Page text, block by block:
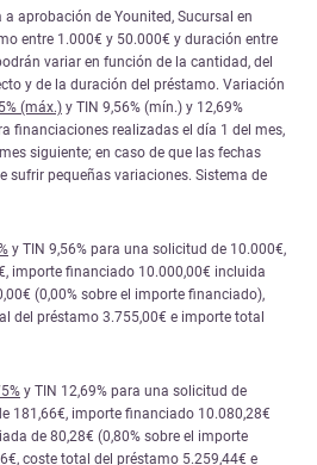
aprobación de Younited, Sucursal en
entre 1.000€ y 50.000€ y duración entre
variar en función de la cantidad, del
y de la duración del préstamo. Variación
(máx.) y TIN 9,56% (mín.) y 12,69%
financiaciones realizadas el día 1 del mes,
siguiente; en caso de que las fechas
sufrir pequeñas variaciones. Sistema de
y TIN 9,56% para una solicitud de 10.000€,
importe financiado 10.000,00€ incluida
(0,00% sobre el importe financiado),
del préstamo 3.755,00€ e importe total
y TIN 12,69% para una solicitud de
181,66€, importe financiado 10.080,28€
de 80,28€ (0,80% sobre el importe
coste total del préstamo 5.259,44€ e